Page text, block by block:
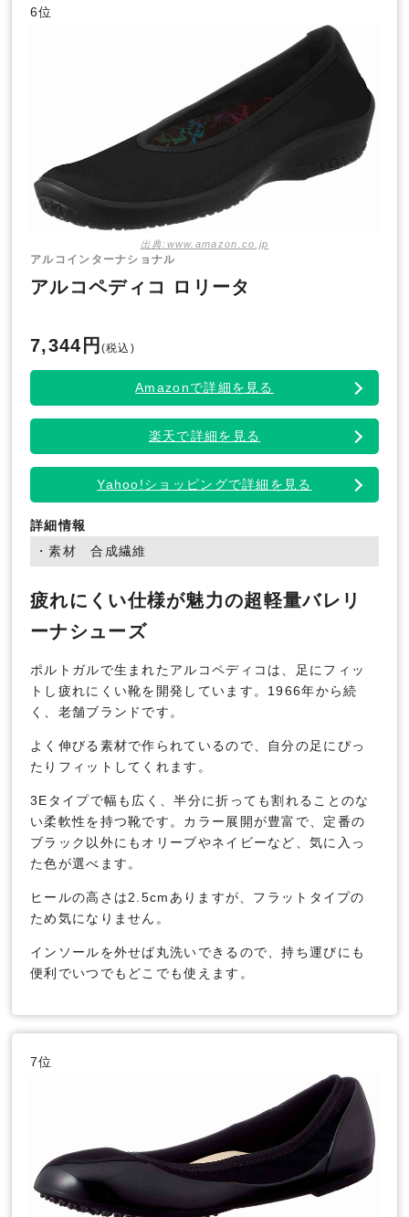
6位
出典:www.amazon.co.jp
アルコインターナショナル
アルコペディコ ロリータ
7,344円 (税込)
Amazonで詳細を見る
楽天で詳細を見る
Yahoo!ショッピングで詳細を見る
詳細情報
・素材 合成繊維
疲れにくい仕様が魅力の超軽量バレリ
ーナシューズ
ポルトガルで生まれたアルコペディコは、足にフィッ
トし疲れにくい靴を開発しています。1966年から続
く、老舗ブランドです。
よく伸びる素材で作られているので、自分の足にぴっ
たりフィットしてくれます。
3Eタイプで幅も広く、半分に折っても割れることのな
い柔軟性を持つ靴です。カラー展開が豊富で、定番の
ブラック以外にもオリーブやネイビーなど、気に入っ
た色が選べます。
ヒールの高さは2.5cmありますが、フラットタイプの
ため気になりません。
インソールを外せば丸洗いできるので、持ち運びにも
便利でいつでもどこでも使えます。
7位